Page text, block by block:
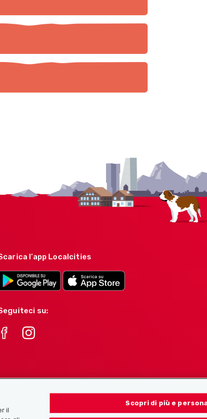
l’app Localcities
su:
il
Scopri di più e